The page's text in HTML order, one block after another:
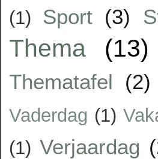
(1) Sport (3)
Thema (13)
Thematafel (2)
Vaderdag (1)
(1) Verjaardag